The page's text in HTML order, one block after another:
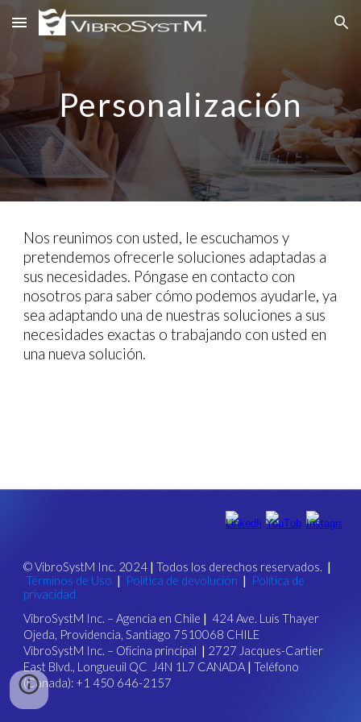
Skip to main content Skip to navigation
Personalización
Nos reunimos con usted, le escuchamos y
pretendemos ofrecerle soluciones adaptadas a
sus necesidades. Póngase en contacto con
nosotros para saber cómo podemos ayudarle, ya
sea adaptando una de nuestras soluciones a sus
necesidades exactas o trabajando con usted en
una nueva solución.
©VibroSystM Inc. 2024 | Todos los derechos reservados. |
Términos de Uso | Política de devolución | Política de
privacidad
VibroSystM Inc. – Agencia en Chile | 424 Ave. Luis Thayer
Ojeda, Providencia, Santiago 7510068 CHILE
VibroSystM Inc. – Oficina principal | 2727 Jacques-Cartier
East Blvd., Longueuil QC J4N 1L7 CANADA | Teléfono
(Canada): +1 450 646-2157